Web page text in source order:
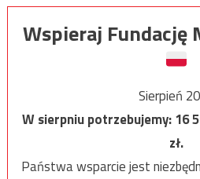
Wspieraj Fundację
Sierpień
W sierpniu potrzebujemy:16
zł.
Państwa wsparcie jest